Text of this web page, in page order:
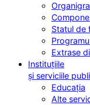
Statul de
Extrase
Instituțiile
și serviciile
Educația
Alte